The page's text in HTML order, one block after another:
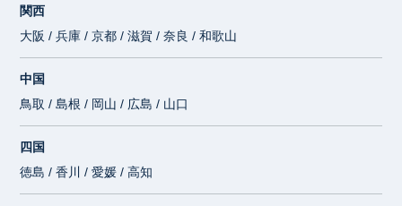
関西
大阪 / 兵庫 / 京都 / 滋賀 / 奈良 / 和歌山
中国
鳥取 / 島根 / 岡山 / 広島 / 山口
四国
徳島 / 香川 / 愛媛 / 高知